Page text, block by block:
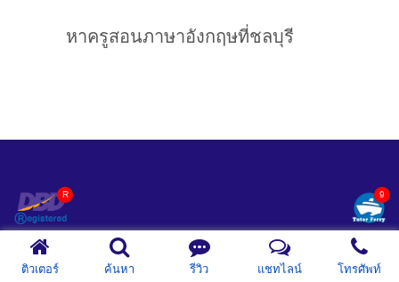
หาครูสอนภาษาอังกฤษที่ชลบุรี
ค้นหาติวเตอร์
ติวเตอร์ ค้นหา รีวิว แชทไลน์ โทรศัพท์